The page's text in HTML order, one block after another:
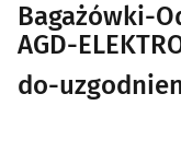
Bagażówki-
AGD-
do-